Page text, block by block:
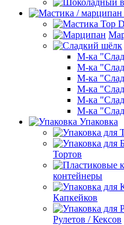
М-ка
М-ка
М-ка
М-ка
М-ка
М-ка
Упаковка
Тортов
контейнеры
Капкейков
Рулетов / Кексов